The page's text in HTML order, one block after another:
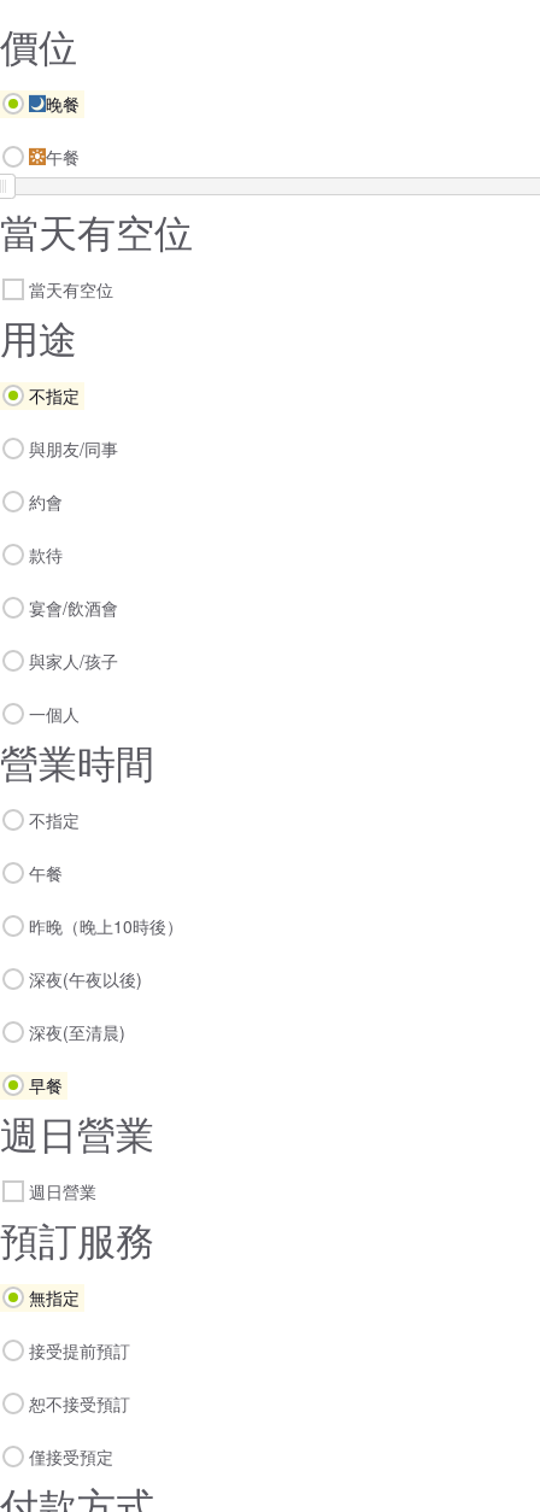
價位
晚餐
午餐
當天有空位
當天有空位
用途
不指定
與朋友/同事
約會
款待
宴會/飲酒會
與家人/孩子
一個人
營業時間
不指定
午餐
昨晚（晚上10時後）
深夜(午夜以後)
深夜(至清晨)
早餐
週日營業
週日營業
預訂服務
無指定
接受提前預訂
恕不接受預訂
僅接受預定